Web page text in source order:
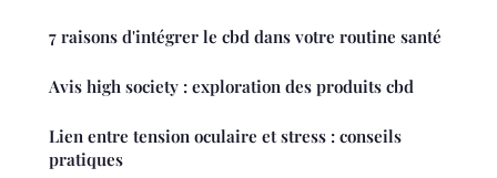
7 raisons d'intégrer le cbd dans votre routine santé
Avis high society : exploration des produits cbd
Lien entre tension oculaire et stress : conseils
pratiques